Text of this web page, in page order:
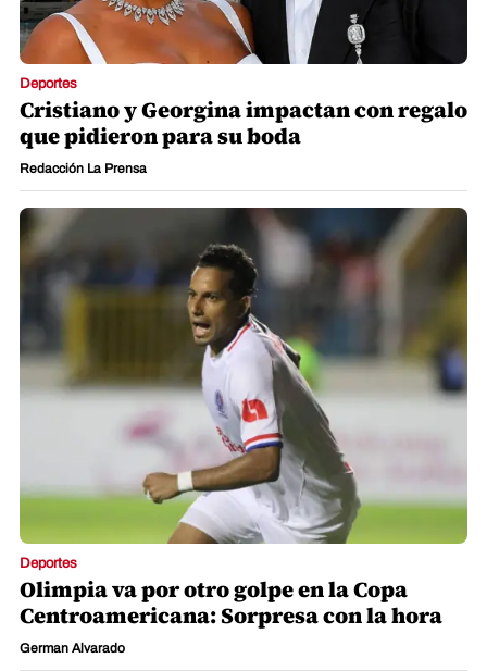
Deportes
Cristiano y Georgina impactan con regalo
que pidieron para su boda
Redacción La Prensa
Deportes
Olimpia va por otro golpe en la Copa
Centroamericana: Sorpresa con la hora
German Alvarado